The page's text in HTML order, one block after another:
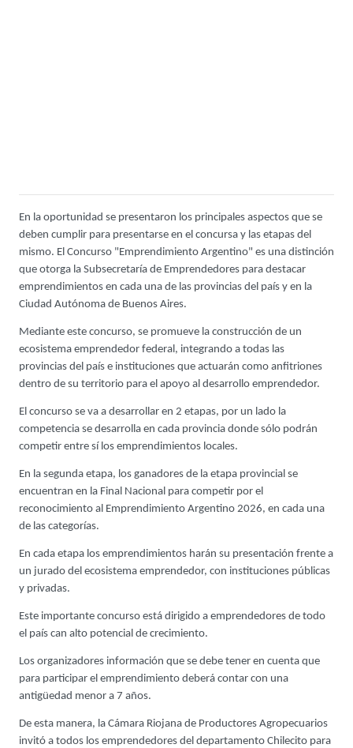
En la oportunidad se presentaron los principales aspectos que se
deben cumplir para presentarse en el concursa y las etapas del
mismo. El Concurso "Emprendimiento Argentino" es una distinción
que otorga la Subsecretaría de Emprendedores para destacar
emprendimientos en cada una de las provincias del país y en la
Ciudad Autónoma de Buenos Aires.
Mediante este concurso, se promueve la construcción de un
ecosistema emprendedor federal, integrando a todas las
provincias del país e instituciones que actuarán como anfitriones
dentro de su territorio para el apoyo al desarrollo emprendedor.
El concurso se va a desarrollar en 2 etapas, por un lado la
competencia se desarrolla en cada provincia donde sólo podrán
competir entre sí los emprendimientos locales.
En la segunda etapa, los ganadores de la etapa provincial se
encuentran en la Final Nacional para competir por el
reconocimiento al Emprendimiento Argentino 2026, en cada una
de las categorías.
En cada etapa los emprendimientos harán su presentación frente a
un jurado del ecosistema emprendedor, con instituciones públicas
y privadas.
Este importante concurso está dirigido a emprendedores de todo
el país can alto potencial de crecimiento.
Los organizadores información que se debe tener en cuenta que
para participar el emprendimiento deberá contar con una
antigüedad menor а 7 años.
De esta manera, la Cámara Riojana de Productores Agropecuarios
invitó a todos los emprendedores del departamento Chilecito para